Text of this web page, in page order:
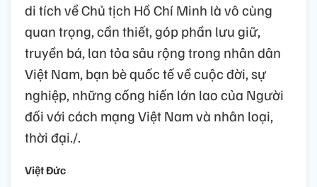
di tích về Chủ tịch Hồ Chí Minh là vô cùng
quan trọng, cần thiết, góp phần lưu giữ,
truyền bá, lan tỏa sâu rộng trong nhân dân
Việt Nam, bạn bè quốc tế về cuộc đời, sự
nghiệp, những cống hiến lớn lao của Người
đối với cách mạng Việt Nam và nhân loại,
thời đại./.
Việt Đức